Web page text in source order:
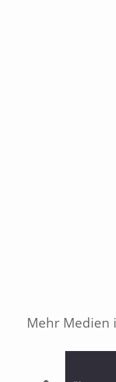
Mehr Medien